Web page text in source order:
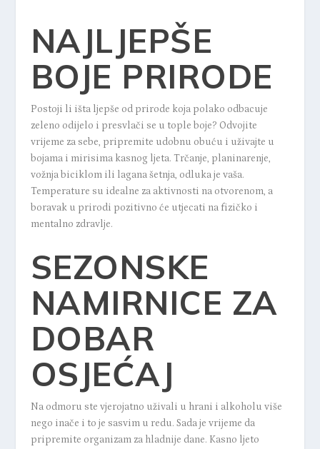
NAJLJEPŠE
BOJE PRIRODE
Postoji li išta ljepše od prirode koja polako odbacuje
zeleno odijelo i presvlači se u tople boje? Odvojite
vrijeme za sebe, pripremite udobnu obuću i uživajte u
bojama i mirisima kasnog ljeta. Trčanje, planinarenje,
vožnja biciklom ili lagana šetnja, odluka je vaša.
Temperature su idealne za aktivnosti na otvorenom, a
boravak u prirodi pozitivno će utjecati na fizičko i
mentalno zdravlje.
SEZONSKE
NAMIRNICE ZA
DOBAR
OSJEĆAJ
Na odmoru ste vjerojatno uživali u hrani i alkoholu više
nego inače i to je sasvim u redu. Sada je vrijeme da
pripremite organizam za hladnije dane. Kasno ljeto